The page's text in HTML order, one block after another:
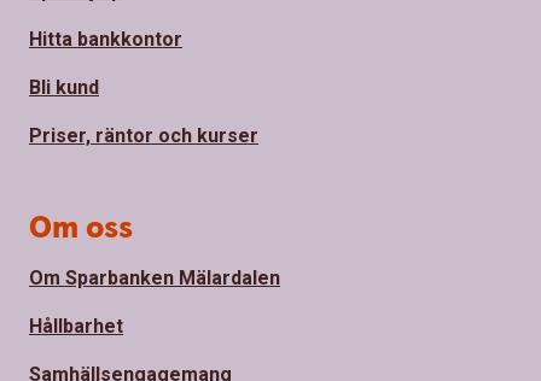
Hitta bankkontor
Bli kund
Priser, räntor och kurser
Om oss
Om Sparbanken Mälardalen
Hållbarhet
Samhällsengagemang